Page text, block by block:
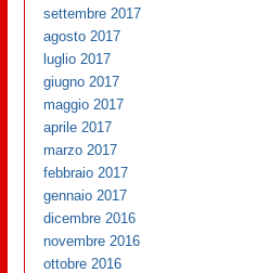
settembre 2017
agosto 2017
luglio 2017
giugno 2017
maggio 2017
aprile 2017
marzo 2017
febbraio 2017
gennaio 2017
dicembre 2016
novembre 2016
ottobre 2016